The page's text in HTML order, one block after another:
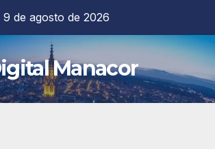
9 de agosto de 2026
Manacor